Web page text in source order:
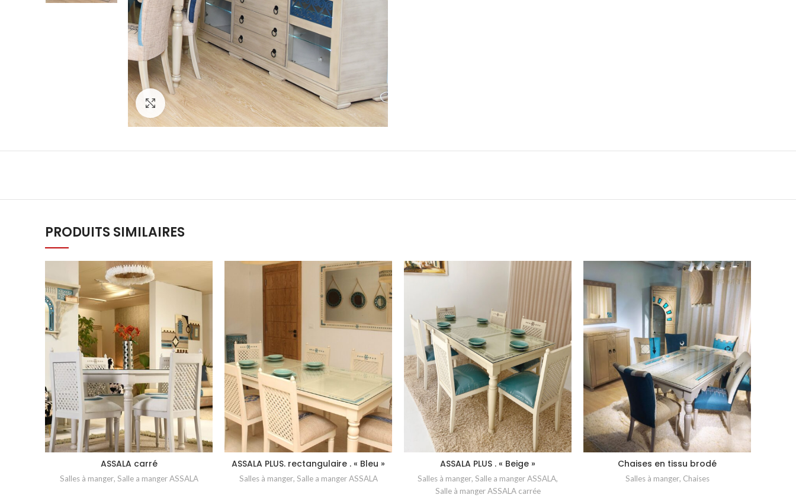
Click to enlarge
PRODUITS SIMILAIRES
ASSALA carré
Salles à manger, Salle a manger ASSALA
ASSALA PLUS. rectangulaire . « Bleu »
Salles à manger, Salle a manger ASSALA
ASSALA PLUS . « Beige »
Salles à manger, Salle a manger ASSALA,
Salle à manger ASSALA carrée
Chaises en tissu brodé
Salles à manger, Chaises